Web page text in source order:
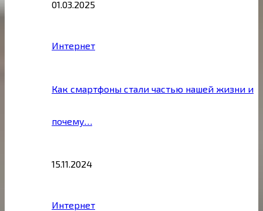
01.03.2025
Интернет
Как смартфоны стали частью нашей жизни и
почему…
15.11.2024
Интернет